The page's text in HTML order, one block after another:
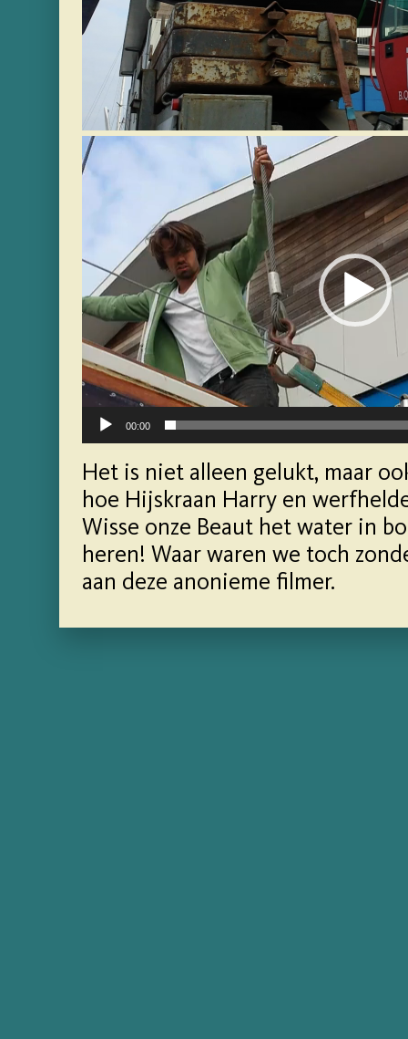
Videospeler
00:00
Het is niet alleen gelukt, maar
hoe Hijskraan Harry en
Wisse onze Beaut het water in
heren! Waar waren we toch
aan deze anonieme filmer.